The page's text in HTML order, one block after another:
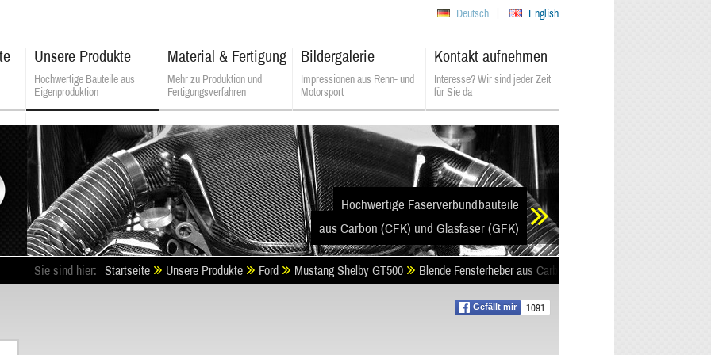
Deutsch English
Unsere Produkte
Hochwertige Bauteile aus
Eigenproduktion
Material & Fertigung
Mehr zu Produktion und
Fertigungsverfahren
Bildergalerie
Impressionen aus Renn- und
Motorsport
Kontakt aufnehmen
Interesse? Wir sind jeder Zeit
für Sie da
ALSATEK - Composite Technologies
Hochwertige Faserverbundbauteile
aus Carbon (CFK) und Glasfaser (GFK)
Gefällt mir 1091
Sie sind hier: Startseite Unsere Produkte Ford Mustang Shelby GT500 Blende Fensterheber aus Carbon (CFK)